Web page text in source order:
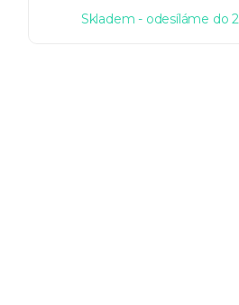
Skladem - odesíláme do